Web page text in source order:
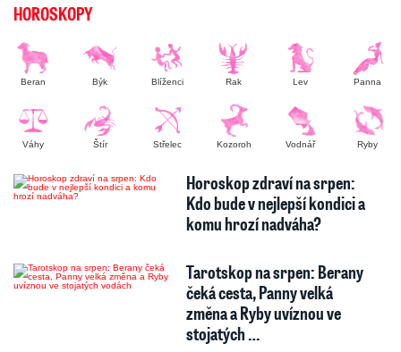
HOROSKOPY
Beran Býk Blíženci Rak Lev Panna
Váhy Štír Střelec Kozoroh Vodnář Ryby
Horoskop zdraví na srpen:
Kdo bude v nejlepší kondici a
komu hrozí nadváha?
Tarotskop na srpen: Berany
čeká cesta, Panny velká
změna a Ryby uvíznou ve
stojatých …